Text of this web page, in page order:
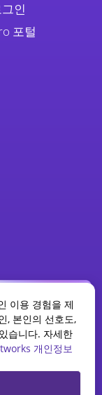
인
포털
이용 경험을 제
, 본인의 선호도,
습니다. 자세한
개인정보
보고서